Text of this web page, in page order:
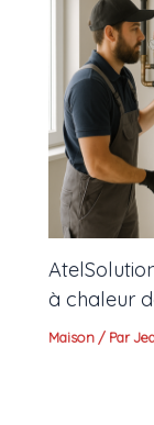
à chaleur
Maison / Par